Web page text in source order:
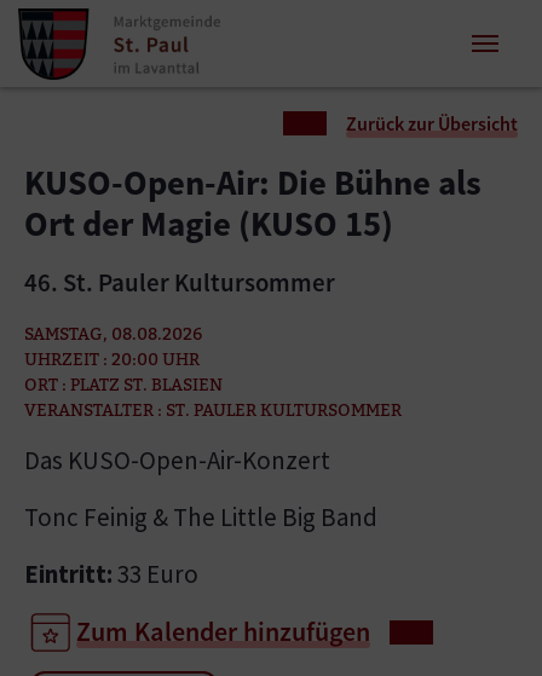
Zum Inhalt springen
Zum Seitenende springen
Zurück zur Übersicht
KUSO-Open-Air: Die Bühne als
Ort der Magie (KUSO 15)
46. St. Pauler Kultursommer
SAMSTAG, 08.08.2026
UHRZEIT : 20:00 UHR
ORT : PLATZ ST. BLASIEN
VERANSTALTER : ST. PAULER KULTURSOMMER
Das KUSO-Open-Air-Konzert
Tonc Feinig & The Little Big Band
Eintritt:33 Euro
Zum Kalender hinzufügen